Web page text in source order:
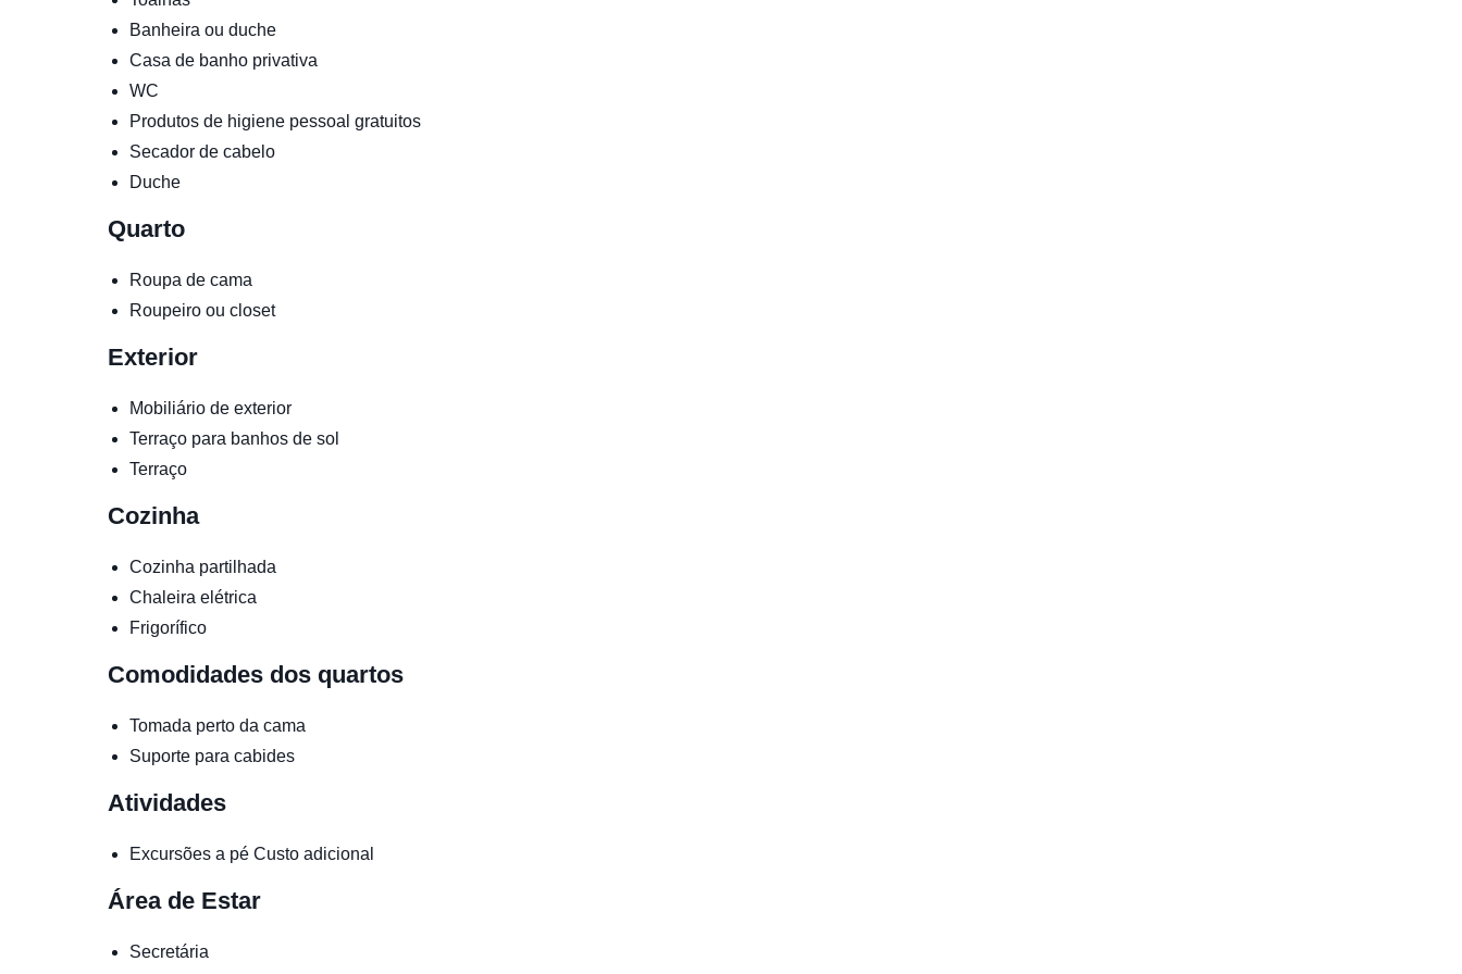
Banheira ou duche
Casa de banho privativa
WC
Produtos de higiene pessoal gratuitos
Secador de cabelo
Duche
Quarto
Roupa de cama
Roupeiro ou closet
Exterior
Mobiliário de exterior
Terraço para banhos de sol
Terraço
Cozinha
Cozinha partilhada
Chaleira elétrica
Frigorífico
Comodidades dos quartos
Tomada perto da cama
Suporte para cabides
Atividades
Excursões a pé Custo adicional
Área de Estar
Secretária